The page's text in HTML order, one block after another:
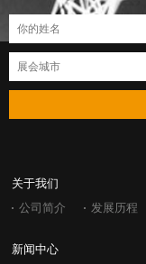
关于我们
公司简介 发展历程
新闻中心